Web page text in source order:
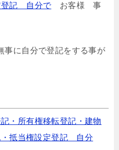
登記 自分でお客様 事
事に自分で登記をする事が
・所有権移転登記・建物
・抵当権設定登記 自分